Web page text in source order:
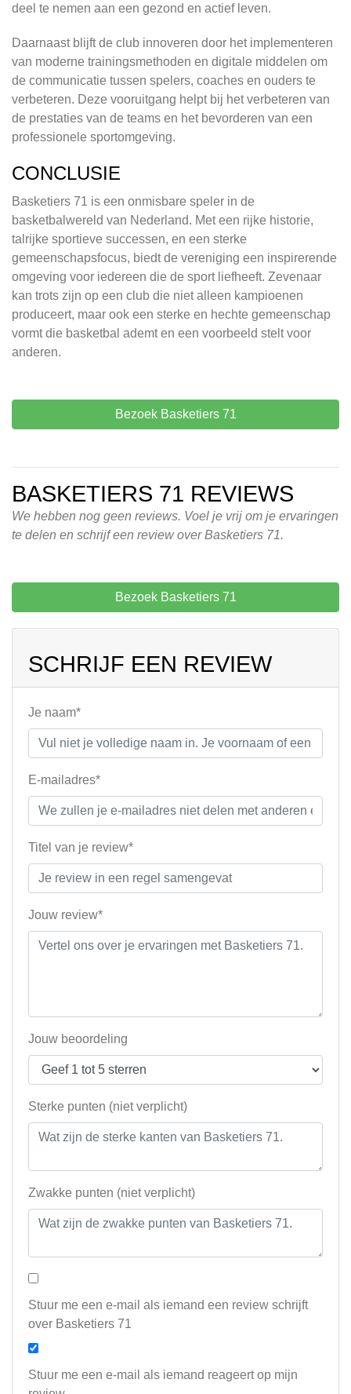
deel te nemen aan een gezond en actief leven.
Daarnaast blijft de club innoveren door het implementeren
van moderne trainingsmethoden en digitale middelen om
de communicatie tussen spelers, coaches en ouders te
verbeteren. Deze vooruitgang helpt bij het verbeteren van
de prestaties van de teams en het bevorderen van een
professionele sportomgeving.
CONCLUSIE
Basketiers 71 is een onmisbare speler in de
basketbalwereld van Nederland. Met een rijke historie,
talrijke sportieve successen, en een sterke
gemeenschapsfocus, biedt de vereniging een inspirerende
omgeving voor iedereen die de sport liefheeft. Zevenaar
kan trots zijn op een club die niet alleen kampioenen
produceert, maar ook een sterke en hechte gemeenschap
vormt die basketbal ademt en een voorbeeld stelt voor
anderen.
Bezoek Basketiers 71
BASKETIERS 71 REVIEWS
We hebben nog geen reviews. Voel je vrij om je ervaringen
te delen en schrijf een review over Basketiers 71.
Bezoek Basketiers 71
SCHRIJF EEN REVIEW
Je naam*
E-mailadres*
Titel van je review*
Jouw review*
Jouw beoordeling
Sterke punten (niet verplicht)
Zwakke punten (niet verplicht)
Stuur me een e-mail als iemand een review schrijft
over Basketiers 71
Stuur me een e-mail als iemand reageert op mijn